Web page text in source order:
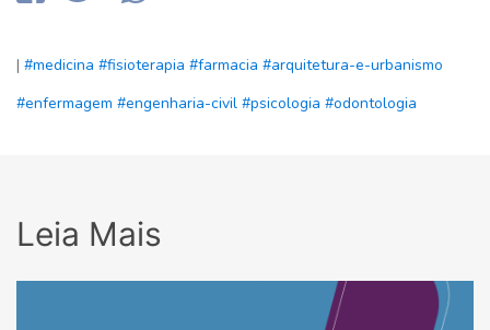
| #medicina #fisioterapia #farmacia #arquitetura-e-urbanismo
#enfermagem #engenharia-civil #psicologia #odontologia
Leia Mais